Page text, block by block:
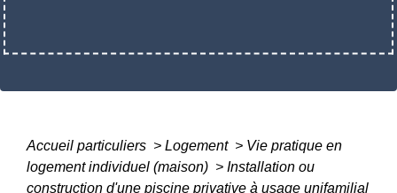
Accueil particuliers > Logement > Vie pratique en
logement individuel (maison) > Installation ou
construction d'une piscine privative à usage unifamilial